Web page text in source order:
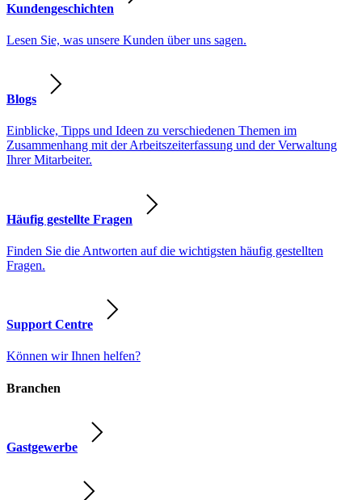
Kundengeschichten
Lesen Sie, was unsere Kunden über uns sagen.
Blogs
Einblicke, Tipps und Ideen zu verschiedenen Themen im
Zusammenhang mit der Arbeitszeiterfassung und der Verwaltung
Ihrer Mitarbeiter.
Häufig gestellte Fragen
Finden Sie die Antworten auf die wichtigsten häufig gestellten
Fragen.
Support Centre
Können wir Ihnen helfen?
Branchen
Gastgewerbe